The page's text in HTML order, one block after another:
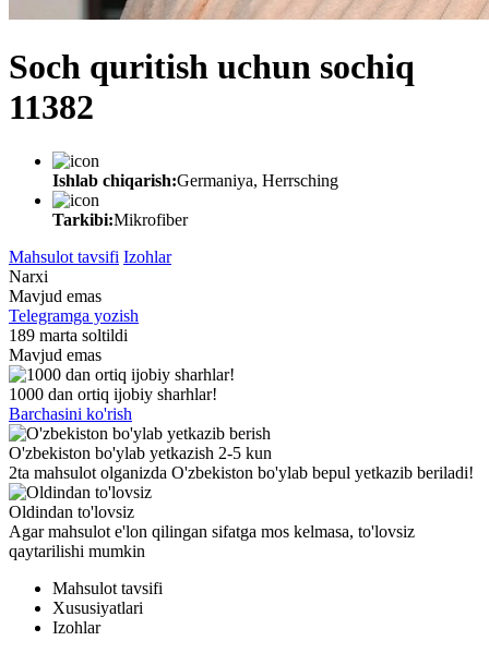
Soch quritish uchun sochiq
11382
Ishlab chiqarish:Germaniya, Herrsching
Tarkibi:Mikrofiber
Mahsulot tavsifi Izohlar
Narxi
Mavjud emas
Telegramga yozish
189 marta soltildi
Mavjud emas
1000 dan ortiq ijobiy sharhlar!
Barchasini ko'rish
O'zbekiston bo'ylab yetkazish 2-5 kun
2ta mahsulot olganizda O'zbekiston bo'ylab bepul yetkazib beriladi!
Oldindan to'lovsiz
Agar mahsulot e'lon qilingan sifatga mos kelmasa, to'lovsiz
qaytarilishi mumkin
Mahsulot tavsifi
Xususiyatlari
Izohlar